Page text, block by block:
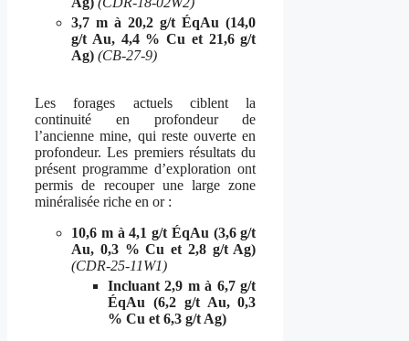
3,7 m à 20,2 g/t ÉqAu (14,0
g/t Au, 4,4 % Cu et 21,6 g/t
Ag) (CB-27-9)
Les forages actuels ciblent la
continuité en profondeur de
l’ancienne mine, qui reste ouverte en
profondeur. Les premiers résultats du
présent programme d’exploration ont
permis de recouper une large zone
minéralisée riche en or :
10,6 m à 4,1 g/t ÉqAu (3,6 g/t
Au, 0,3 % Cu et 2,8 g/t Ag)
(CDR-25-11W1)
Incluant 2,9 m à 6,7 g/t
ÉqAu (6,2 g/t Au, 0,3
% Cu et 6,3 g/t Ag)